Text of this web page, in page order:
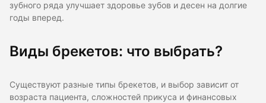
зубного ряда улучшает здоровье зубов и десен на долгие
годы вперед.
Виды брекетов: что выбрать?
Существуют разные типы брекетов, и выбор зависит от
возраста пациента, сложностей прикуса и финансовых